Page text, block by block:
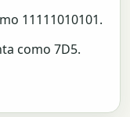
11111010101.
como 7D5.